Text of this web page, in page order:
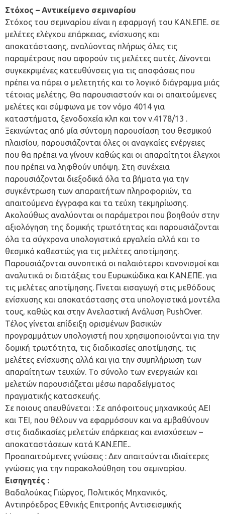
Στόχος – Αντικείμενο σεμιναρίου
Στόχος του σεμιναρίου είναι η εφαρμογή του ΚΑΝ.ΕΠΕ. σε
μελέτες ελέγχου επάρκειας, ενίσχυσης και
αποκατάστασης, αναλύοντας πλήρως όλες τις
παραμέτρους που αφορούν τις μελέτες αυτές. Δίνονται
συγκεκριμένες κατευθύνσεις για τις αποφάσεις που
πρέπει να πάρει ο μελετητής και το λογικό διάγραμμα μιάς
τέτοιας μελέτης. Θα παρουσιαστούν και οι απαιτούμενες
μελέτες και σύμφωνα με τον νόμο 4014 για
καταστήματα, ξενοδοχεία κλπ και τον ν.4178/13 .
Ξεκινώντας από μία σύντομη παρουσίαση του θεσμικού
πλαισίου, παρουσιάζονται όλες οι αναγκαίες ενέργειες
που θα πρέπει να γίνουν καθώς και οι απαραίτητοι έλεγχοι
που πρέπει να ληφθούν υπόψη. Στη συνέχεια
παρουσιάζονται διεξοδικά όλα τα βήματα για την
συγκέντρωση των απαραιτήτων πληροφοριών, τα
απαιτούμενα έγγραφα και τα τεύχη τεκμηρίωσης.
Ακολούθως αναλύονται οι παράμετροι που βοηθούν στην
αξιολόγηση της δομικής τρωτότητας και παρουσιάζονται
όλα τα σύγχρονα υπολογιστικά εργαλεία αλλά και το
θεσμικό καθεστώς για τις μελέτες αποτίμησης.
Παρουσιάζονται συνοπτικά οι παλαιότεροι κανονισμοί και
αναλυτικά οι διατάξεις του Ευρωκώδικα και ΚΑΝ.ΕΠΕ. για
τις μελέτες αποτίμησης. Γίνεται εισαγωγή στις μεθόδους
ενίσχυσης και αποκατάστασης στα υπολογιστικά μοντέλα
τους, καθώς και στην Ανελαστική Ανάλυση PushOver.
Τέλος γίνεται επίδειξη ορισμένων βασικών
προγραμμάτων υπολογιστή που χρησιμοποιούνται για την
δομική τρωτότητα, τις διαδικασίες αποτίμησης, τις
μελέτες ενίσχυσης αλλά και για την συμπλήρωση των
απαραίτητων τευχών. Το σύνολο των ενεργειών και
μελετών παρουσιάζεται μέσω παραδείγματος
πραγματικής κατασκευής.
Σε ποιους απευθύνεται : Σε απόφοιτους μηχανικούς ΑΕΙ
και ΤΕΙ, που θέλουν να εφαρμόσουν και να εμβαθύνουν
στις διαδικασίες μελετών επάρκειας και ενισχύσεων –
αποκαταστάσεων κατά ΚΑΝ.ΕΠΕ..
Προαπαιτούμενες γνώσεις : Δεν απαιτούνται ιδιαίτερες
γνώσεις για την παρακολούθηση του σεμιναρίου.
Εισηγητές :
Βαδαλούκας Γιώργος, Πολιτικός Μηχανικός,
Αντιπρόεδρος Εθνικής Επιτροπής Αντισεισμικής